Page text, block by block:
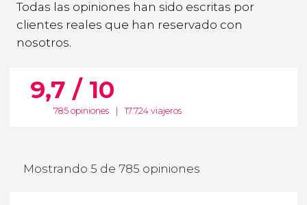
Todas las opiniones han sido escritas por
clientes reales que han reservado con
nosotros.
9,7 / 10
785 opiniones 17.724 viajeros
Mostrando 5 de 785 opiniones